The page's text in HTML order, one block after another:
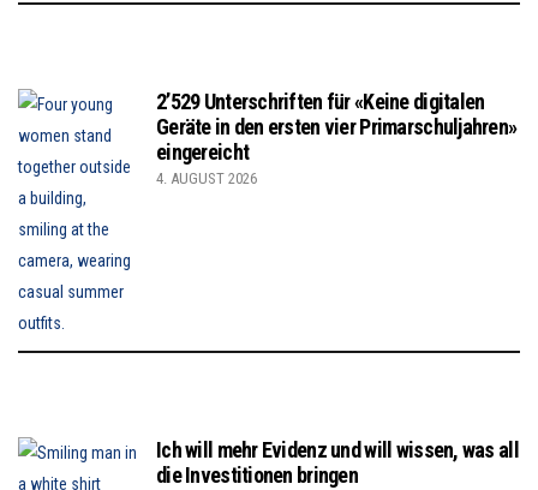
2’529 Unterschriften für «Keine digitalen
Geräte in den ersten vier Primarschuljahren»
eingereicht
4. AUGUST 2026
Ich will mehr Evidenz und will wissen, was all
die Investitionen bringen